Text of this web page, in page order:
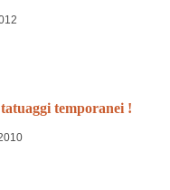
temporanei !